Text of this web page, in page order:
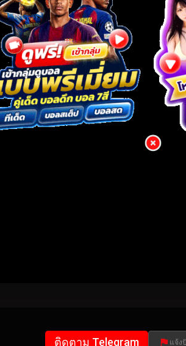
ติดตาม Telegram แจ้ง